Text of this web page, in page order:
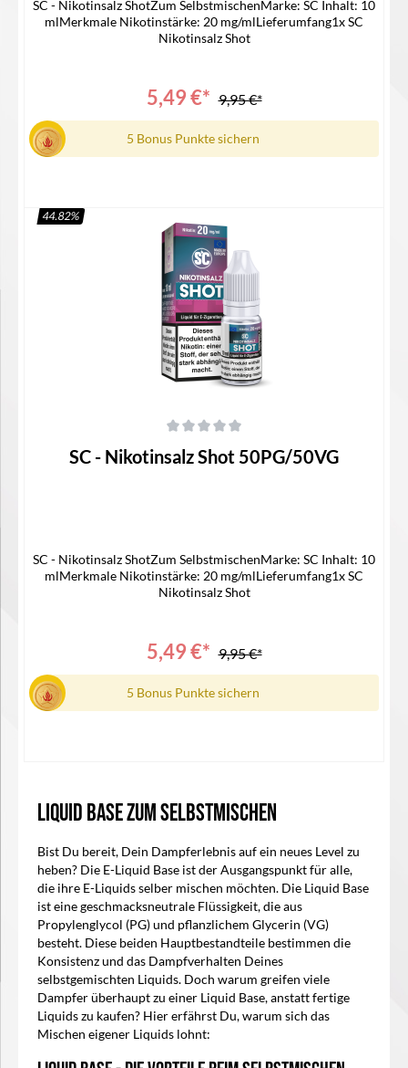
SC - Nikotinsalz ShotZum SelbstmischenMarke: SC Inhalt: 10
mlMerkmale Nikotinstärke: 20 mg/mlLieferumfang1x SC
Nikotinsalz Shot
5,49 €* 9,95 €*
5 Bonus Punkte sichern
In den Warenkorb
44.82%
SC - Nikotinsalz Shot 50PG/50VG
SC - Nikotinsalz ShotZum SelbstmischenMarke: SC Inhalt: 10
mlMerkmale Nikotinstärke: 20 mg/mlLieferumfang1x SC
Nikotinsalz Shot
5,49 €* 9,95 €*
5 Bonus Punkte sichern
In den Warenkorb
Liquid Base zum Selbstmischen
Bist Du bereit, Dein Dampferlebnis auf ein neues Level zu
heben? Die E-Liquid Base ist der Ausgangspunkt für alle,
die ihre E-Liquids selber mischen möchten. Die Liquid Base
ist eine geschmacksneutrale Flüssigkeit, die aus
Propylenglycol (PG) und pflanzlichem Glycerin (VG)
besteht. Diese beiden Hauptbestandteile bestimmen die
Konsistenz und das Dampfverhalten Deines
selbstgemischten Liquids. Doch warum greifen viele
Dampfer überhaupt zu einer Liquid Base, anstatt fertige
Liquids zu kaufen? Hier erfährst Du, warum sich das
Mischen eigener Liquids lohnt: